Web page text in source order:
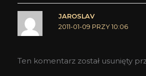
JAROSLAV
2011-01-09 PRZY 10:06
Ten komentarz został usunięty